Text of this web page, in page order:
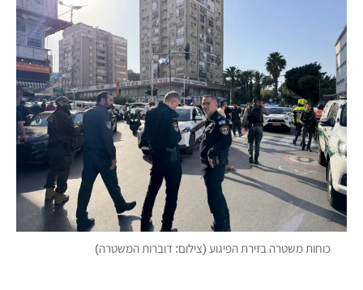
כוחות משטרה בזירת הפיגוע (צילום: דוברות המשטרה)